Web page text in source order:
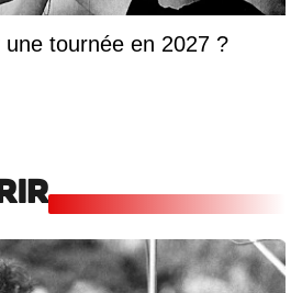
tournée en 2027 ?